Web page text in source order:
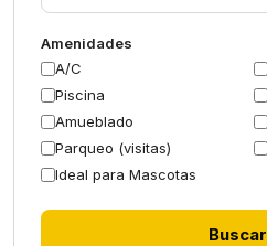
Amenidades
A/C
Piscina
Amueblado
Parqueo (visitas)
Ideal para Mascotas
Buscar